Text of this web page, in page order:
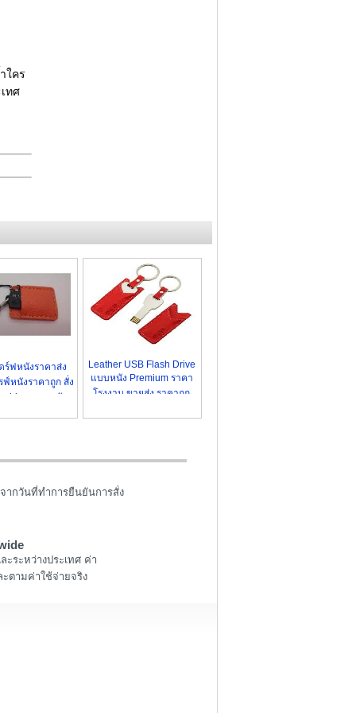
ใคร
ทศ
ร์ฟหนังราคาส่ง
หนังราคาถูก สั่ง
drive แบบหนัง
Leather USB Flash Drive
แบบหนัง Premium ราคา
โรงงาน ขายส่ง ราคาถูก
ากวันที่ทำการยืนยันการสั่ง
ะระหว่างประเทศ ค่า
ตามค่าใช้จ่ายจริง